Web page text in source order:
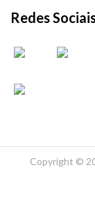
Redes
Copyright ©